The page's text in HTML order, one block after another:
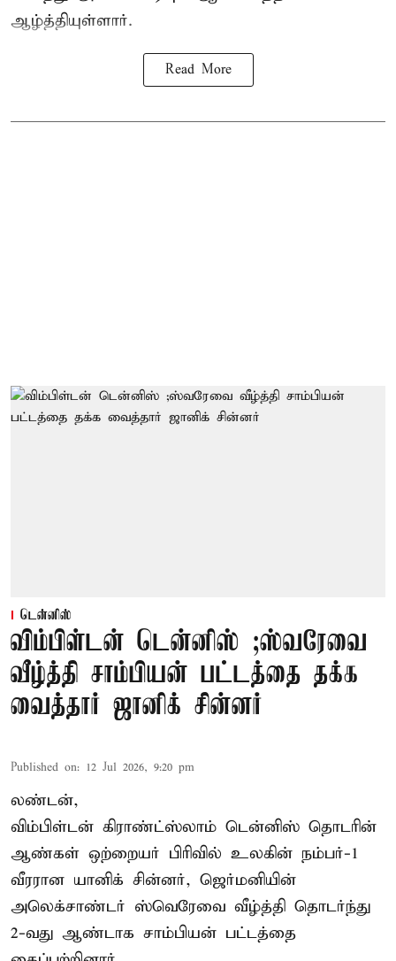
ஆழ்த்தியுள்ளார்.
Read More
டென்னிஸ்
விம்பிள்டன் டென்னிஸ் ;ஸ்வரேவை
வீழ்த்தி சாம்பியன் பட்டத்தை தக்க
வைத்தார் ஜானிக் சின்னர்
Published on: 12 Jul 2026, 9:20 pm
லண்டன்,
விம்பிள்டன் கிராண்ட்ஸ்லாம் டென்னிஸ் தொடரின்
ஆண்கள் ஒற்றையர் பிரிவில் உலகின் நம்பர்-1
வீரரான யானிக் சின்னர், ஜெர்மனியின்
அலெக்சாண்டர் ஸ்வெரேவை வீழ்த்தி தொடர்ந்து
2-வது ஆண்டாக சாம்பியன் பட்டத்தை